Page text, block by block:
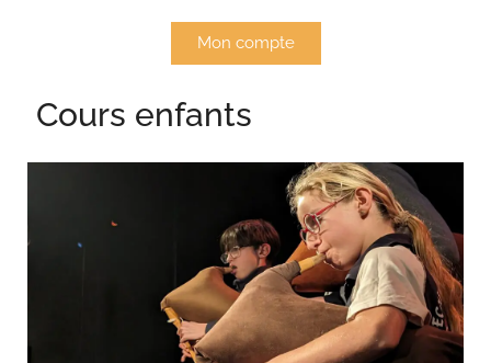
Mon compte
Cours enfants